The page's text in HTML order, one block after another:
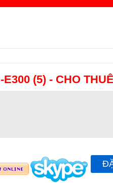
(5) - CHO